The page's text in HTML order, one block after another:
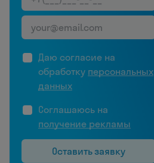
Даю согласие на
обработку персональных
данных
Соглашаюсь на
получение рекламы
Оставить заявку